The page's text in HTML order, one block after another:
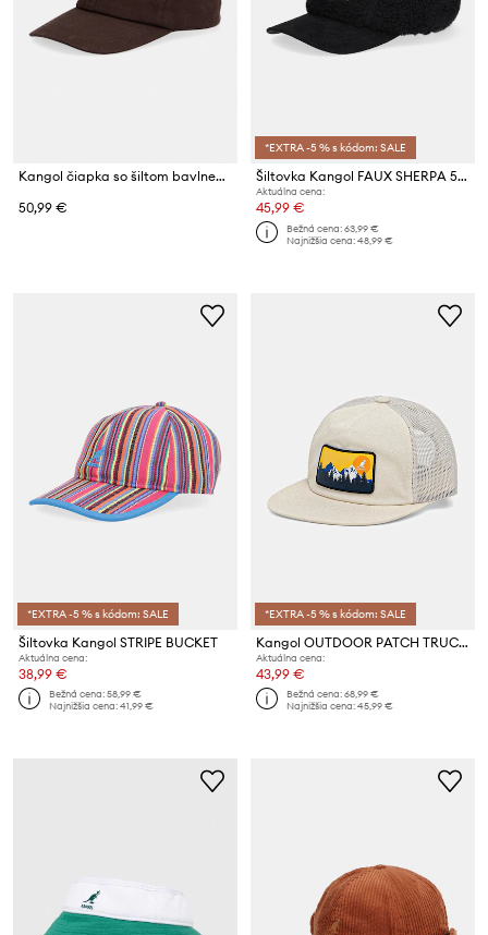
Kangol čiapka so šiltom bavlnená WASHED BASEBALL
50,99 €
*EXTRA -5 % s kódom: SALE
Šiltovka Kangol FAUX SHERPA 5-PANEL
Aktuálna cena:
45,99 €
Bežná cena:63,99 €
Najnižšia cena:48,99 €
*EXTRA -5 % s kódom: SALE
Šiltovka Kangol STRIPE BUCKET
Aktuálna cena:
38,99 €
Bežná cena:58,99 €
Najnižšia cena:41,99 €
*EXTRA -5 % s kódom: SALE
Kangol OUTDOOR PATCH TRUCKER
Aktuálna cena:
43,99 €
Bežná cena:68,99 €
Najnižšia cena:45,99 €